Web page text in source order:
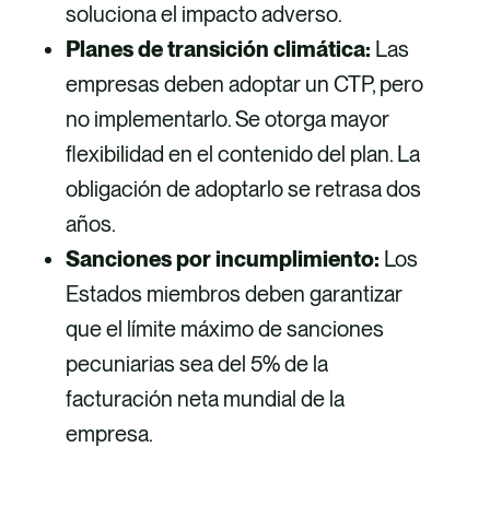
soluciona el impacto adverso.
Planes de transición climática: Las
empresas deben adoptar un CTP, pero
no implementarlo. Se otorga mayor
flexibilidad en el contenido del plan. La
obligación de adoptarlo se retrasa dos
años.
Sanciones por incumplimiento: Los
Estados miembros deben garantizar
que el límite máximo de sanciones
pecuniarias sea del 5% de la
facturación neta mundial de la
empresa.